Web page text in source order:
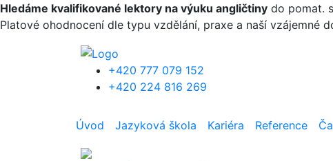
Přejít k hlavnímu obsahu
Hledáme kvalifikované lektory na výuku angličtiny do pomat.
Platové ohodnocení dle typu vzdělání, praxe a naší vzájemné
+420 777 079 152
+420 224 816 269
Úvod Jazyková škola Kariéra Reference